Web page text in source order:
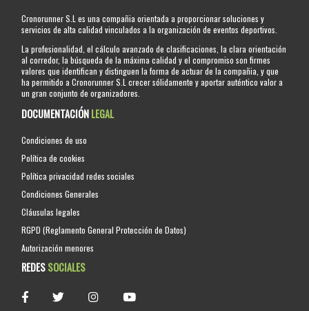
Cronorunner S.L es una compañia orientada a proporcionar soluciones y
servicios de alta calidad vinculados a la organización de eventos deportivos.
La profesionalidad, el cálculo avanzado de clasificaciones, la clara orientación
al corredor, la búsqueda de la máxima calidad y el compromiso son firmes
valores que identifican y distinguen la forma de actuar de la compañia, y que
ha permitido a Cronorunner S.L crecer sólidamente y aportar auténtico valor a
un gran conjunto de organizadores.
DOCUMENTACIÓNLEGAL
Condiciones de uso
Política de cookies
Política privacidad redes sociales
Condiciones Generales
Cláusulas legales
RGPD (Reglamento General Protección de Datos)
Autorización menores
REDESSOCIALES